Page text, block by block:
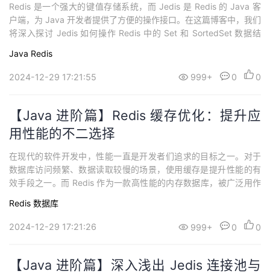
Redis 是一个强大的键值存储系统，而 Jedis 是 Redis 的 Java 客
户端，为 Java 开发者提供了方便的操作接口。在这篇博客中，我们
将深入探讨 Jedis 如何操作 Redis 中的 Set 和 SortedSet 数据结
语言，通俗易懂的方式为你呈现。 了解 Redis Set在 Redis 中，Set
是一种无序...
Java Redis
2024-12-29 17:21:55 999+ 0 0
【Java 进阶篇】Redis 缓存优化：提升应
用性能的不二选择
在现代的软件开发中，性能一直是开发者们追求的目标之一。对于
数据库访问频繁、数据读取较慢的场景，使用缓存是提升性能的有
效手段之一。而 Redis 作为一款高性能的内存数据库，被广泛用作
过优化缓存提升应用性能的奥秘。 缓存的魅力缓存，就像是一位贴
心的助手，可以加速应用程序的许多操作。它通过将一些计算结果
Redis 数据库
2024-12-29 17:21:26 999+ 0 0
【Java 进阶篇】深入浅出 Jedis 连接池与